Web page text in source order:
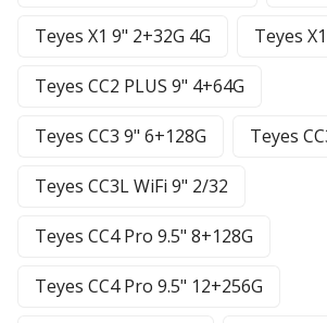
Teyes X1 9" 2+32G 4G Teyes
Teyes CC2 PLUS 9" 4+64G
Teyes CC3 9" 6+128G Teyes
Teyes CC3L WiFi 9" 2/32
Teyes CC4 Pro 9.5" 8+128G
Teyes CC4 Pro 9.5" 12+256G